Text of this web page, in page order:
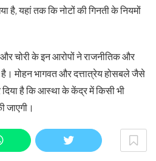
है, यहां तक कि नोटों की गिनती के नियमों
और चोरी के इन आरोपों ने राजनीतिक और
है। मोहन भागवत और दत्तात्रेय होसबले जैसे
है कि आस्था के केंद्र में किसी भी
जाएगी।